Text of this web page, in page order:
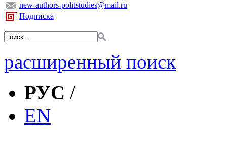
new-authors-politstudies@mail.ru
Подписка
расширенный поиск
РУС /
EN